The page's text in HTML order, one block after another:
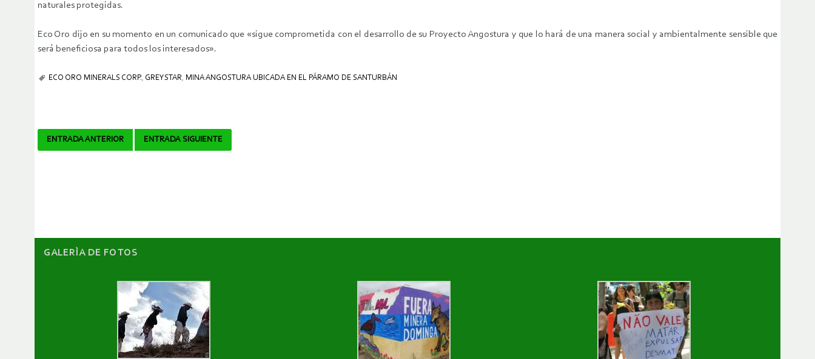
naturales protegidas.
Eco Oro dijo en su momento en un comunicado que «sigue comprometida con el desarrollo de su Proyecto Angostura y que lo hará de una manera social y ambientalmente sensible que
será beneficiosa para todos los interesados».
ECO ORO MINERALS CORP., GREYSTAR, MINA ANGOSTURA UBICADA EN EL PÁRAMO DE SANTURBÁN
Navegador
ENTRADA ANTERIOR ENTRADA SIGUIENTE
GALERÌA DE FOTOS